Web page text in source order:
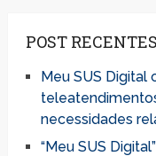
POST RECENTES
Meu SUS
necessidades
“Meu SUS